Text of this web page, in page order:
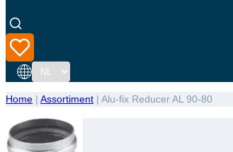
Taal
Home | Assortiment | Alu-fix Reducer AL 90-80